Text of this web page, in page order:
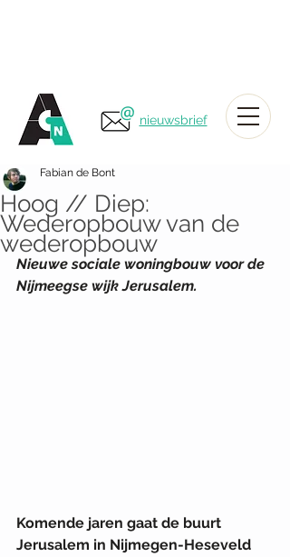
nieuwsbrief
Hoog // Diep:
Wederopbouw van de
wederopbouw
Fabian de Bont
Nieuwe sociale woningbouw voor de
Nijmeegse wijk Jerusalem.
Komende jaren gaat de buurt
Jerusalem in Nijmegen-Heseveld